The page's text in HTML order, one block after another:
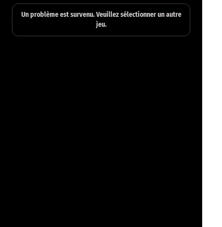
Un problème est survenu. Veuillez sélectionner un autre
jeu.